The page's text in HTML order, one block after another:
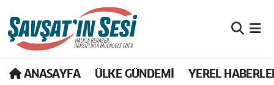
ANASAYFA ÜLKE GÜNDEMİ YEREL
Artvin Nöbetçi Eczaneler
Artvin Hava Durumu